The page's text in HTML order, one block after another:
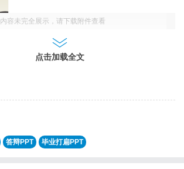
内容未完全展示，请下载附件查看
点击加载全文
答辩PPT 毕业打扁PPT